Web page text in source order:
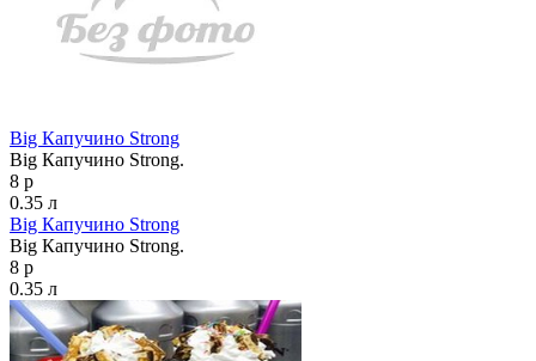
Big Капучино Strong
Big Капучино Strong.
8 р
0.35 л
Big Капучино Strong
Big Капучино Strong.
8 р
0.35 л